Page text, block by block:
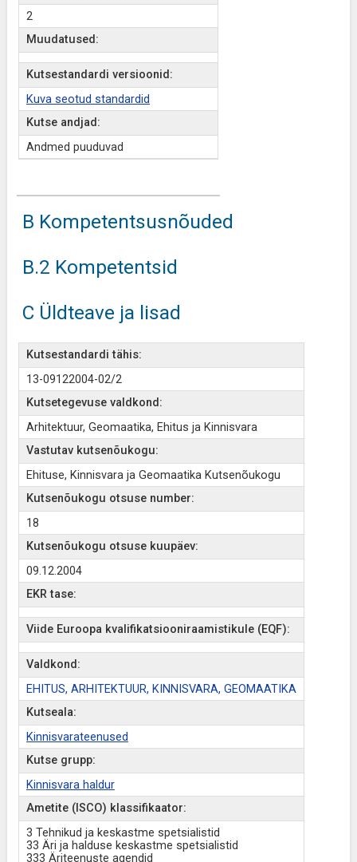
2
Muudatused:
Kutsestandardi versioonid:
Kuva seotud standardid
Kutse andjad:
Andmed puuduvad
B Kompetentsusnõuded
B.2 Kompetentsid
C Üldteave ja lisad
Kutsestandardi tähis:
13-09122004-02/2
Kutsetegevuse valdkond:
Arhitektuur, Geomaatika, Ehitus ja Kinnisvara
Vastutav kutsenõukogu:
Ehituse, Kinnisvara ja Geomaatika Kutsenõukogu
Kutsenõukogu otsuse number:
18
Kutsenõukogu otsuse kuupäev:
09.12.2004
EKR tase:
Viide Euroopa kvalifikatsiooniraamistikule (EQF):
Valdkond:
EHITUS, ARHITEKTUUR, KINNISVARA, GEOMAATIKA
Kutseala:
Kinnisvarateenused
Kutse grupp:
Kinnisvara haldur
Ametite (ISCO) klassifikaator:
3 Tehnikud ja keskastme spetsialistid
33 Äri ja halduse keskastme spetsialistid
333 Äriteenuste agendid